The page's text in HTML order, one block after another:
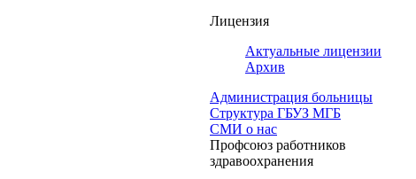
Лицензия
Актуальные лицензии
Архив
Администрация больницы
Структура ГБУЗ МГБ
СМИ о нас
Профсоюз работников
здравоохранения